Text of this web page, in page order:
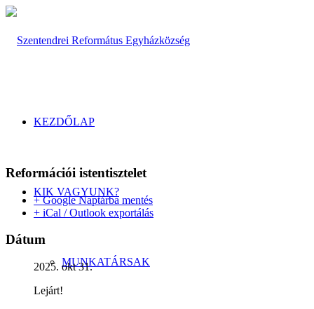
KEZDŐLAP
KIK VAGYUNK?
MUNKATÁRSAK
Reformációi istentisztelet
+ Google Naptárba mentés
+ iCal / Outlook exportálás
Dátum
2025. okt 31.
Lejárt!